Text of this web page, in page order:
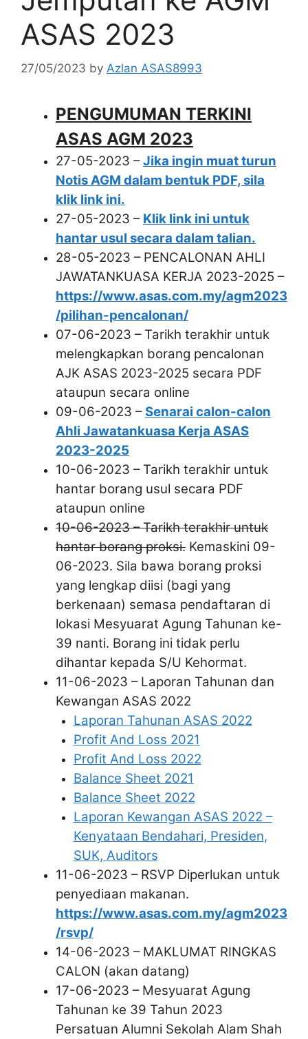
ASAS 2023
27/05/2023 by Azlan ASAS8993
PENGUMUMAN TERKINI
ASAS AGM 2023
27-05-2023 –Jika ingin muat turun
Notis AGM dalam bentuk PDF, sila
klik link ini.
27-05-2023 – Klik link ini untuk
hantar usul secara dalam talian.
28-05-2023 – PENCALONAN AHLI
JAWATANKUASA KERJA 2023-2025 –
https://www.asas.com.my/agm2023
/pilihan-pencalonan/
07-06-2023 – Tarikh terakhir untuk
melengkapkan borang pencalonan
AJK ASAS 2023-2025 secara PDF
ataupun secara online
09-06-2023 – Senarai calon-calon
Ahli Jawatankuasa Kerja ASAS
2023-2025
10-06-2023 – Tarikh terakhir untuk
hantar borang usul secara PDF
ataupun online
10-06-2023 – Tarikh terakhir untuk
hantar borang proksi. Kemaskini 09-
06-2023. Sila bawa borang proksi
yang lengkap diisi (bagi yang
berkenaan) semasa pendaftaran di
lokasi Mesyuarat Agung Tahunan ke-
39 nanti. Borang ini tidak perlu
dihantar kepada S/U Kehormat.
11-06-2023 – Laporan Tahunan dan
Kewangan ASAS 2022
Laporan Tahunan ASAS 2022
Profit And Loss 2021
Profit And Loss 2022
Balance Sheet 2021
Balance Sheet 2022
Laporan Kewangan ASAS 2022 –
Kenyataan Bendahari, Presiden,
SUK, Auditors
11-06-2023 – RSVP Diperlukan untuk
penyediaan makanan.
https://www.asas.com.my/agm2023
/rsvp/
14-06-2023 – MAKLUMAT RINGKAS
CALON (akan datang)
17-06-2023 – Mesyuarat Agung
Tahunan ke 39 Tahun 2023
Persatuan Alumni Sekolah Alam Shah